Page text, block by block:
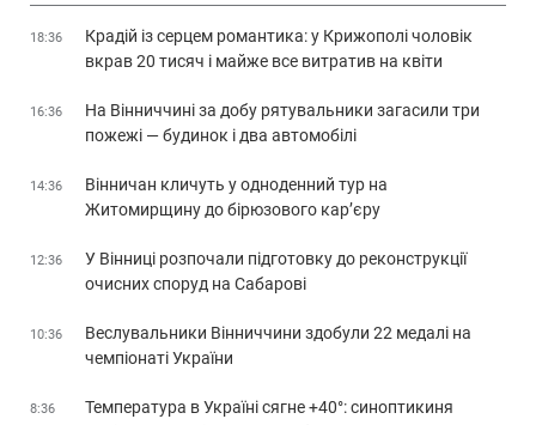
18:36
Крадій із серцем романтика: у Крижополі чоловік
вкрав 20 тисяч і майже все витратив на квіти
16:36
На Вінниччині за добу рятувальники загасили три
пожежі — будинок і два автомобілі
14:36
Вінничан кличуть у одноденний тур на
Житомирщину до бірюзового кар’єру
12:36
У Вінниці розпочали підготовку до реконструкції
очисних споруд на Сабарові
10:36
Веслувальники Вінниччини здобули 22 медалі на
чемпіонаті України
8:36
Температура в Україні сягне +40°: синоптикиня